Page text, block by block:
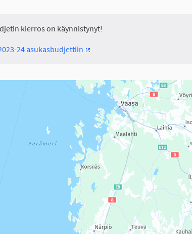
kierros on käynnistynyt!
24 asukasbudjettiin
on kartta, joka esittää tämän sivun tietueet